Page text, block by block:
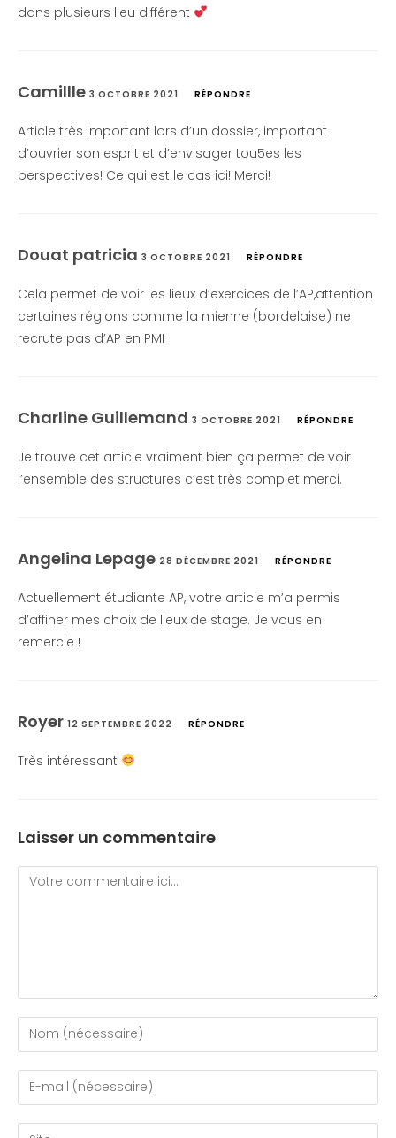
dans plusieurs lieu différent
Camillle 3 OCTOBRE 2021 RÉPONDRE
Article très important lors d’un dossier, important
d’ouvrier son esprit et d’envisager tou5es les
perspectives! Ce qui est le cas ici! Merci!
Douat patricia 3 OCTOBRE 2021 RÉPONDRE
Cela permet de voir les lieux d’exercices de l’AP,attention
certaines régions comme la mienne (bordelaise) ne
recrute pas d’AP en PMI
Charline Guillemand 3 OCTOBRE 2021 RÉPONDRE
Je trouve cet article vraiment bien ça permet de voir
l’ensemble des structures c’est très complet merci.
Angelina Lepage 28 DÉCEMBRE 2021 RÉPONDRE
Actuellement étudiante AP, votre article m’a permis
d’affiner mes choix de lieux de stage. Je vous en
remercie !
Royer 12 SEPTEMBRE 2022 RÉPONDRE
Très intéressant
Laisser un commentaire